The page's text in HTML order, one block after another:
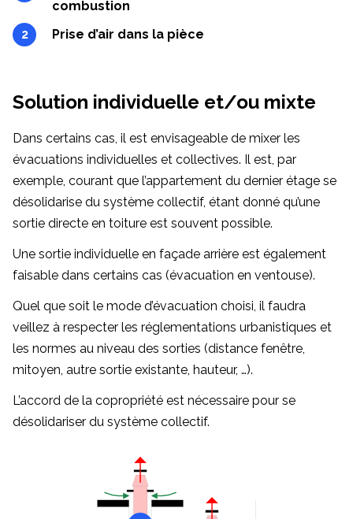
combustion
Prise d’air dans la pièce
Solution individuelle et/ou mixte
Dans certains cas, il est envisageable de mixer les
évacuations individuelles et collectives. Il est, par
exemple, courant que l’appartement du dernier étage se
désolidarise du système collectif, étant donné qu’une
sortie directe en toiture est souvent possible.
Une sortie individuelle en façade arrière est également
faisable dans certains cas (évacuation en ventouse).
Quel que soit le mode d’évacuation choisi, il faudra
veillez à respecter les réglementations urbanistiques et
les normes au niveau des sorties (distance fenêtre,
mitoyen, autre sortie existante, hauteur, …).
L’accord de la copropriété est nécessaire pour se
désolidariser du système collectif.